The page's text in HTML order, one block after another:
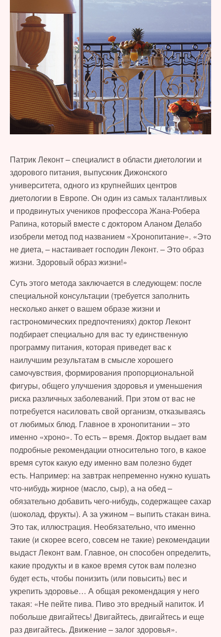
Патрик Леконт – специалист в области диетологии и
здорового питания, выпускник Дижонского
университета, одного из крупнейших центров
диетологии в Европе. Он один из самых талантливых
и продвинутых учеников профессора Жана-Робера
Рапина, который вместе с доктором Аланом Делабо
изобрели метод под названием «Хронопитание». «Это
не диета, – настаивает господин Леконт. – Это образ
жизни. Здоровый образ жизни!»
Суть этого метода заключается в следующем: после
специальной консультации (требуется заполнить
несколько анкет о вашем образе жизни и
гастрономических предпочтениях) доктор Леконт
подбирает специально для вас ту единственную
программу питания, которая приведет вас к
наилучшим результатам в смысле хорошего
самочувствия, формирования пропорциональной
фигуры, общего улучшения здоровья и уменьшения
риска различных заболеваний. При этом от вас не
потребуется насиловать свой организм, отказываясь
от любимых блюд. Главное в хронопитании – это
именно «хроно». То есть – время. Доктор выдает вам
подробные рекомендации относительно того, в какое
время суток какую еду именно вам полезно будет
есть. Например: на завтрак непременно нужно кушать
что-нибудь жирное (масло, сыр), а на обед –
обязательно добавить чего-нибудь, содержащее сахар
(шоколад, фрукты). А за ужином – выпить стакан вина.
Это так, иллюстрация. Необязательно, что именно
такие (и скорее всего, совсем не такие) рекомендации
выдаст Леконт вам. Главное, он способен определить,
какие продукты и в какое время суток вам полезно
будет есть, чтобы понизить (или повысить) вес и
укрепить здоровье… А общая рекомендация у него
такая: «Не пейте пива. Пиво это вредный напиток. И
побольше двигайтесь! Двигайтесь, двигайтесь и еще
раз двигайтесь. Движение – залог здоровья».